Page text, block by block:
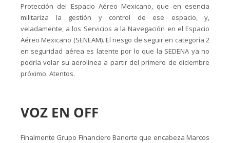
Protección del Espacio Aéreo Mexicano, que en esencia
militariza la gestión y control de ese espacio, y,
veladamente, a los Servicios a la Navegación en el Espacio
Aéreo Mexicano (SENEAM). El riesgo de seguir en categoría 2
en seguridad aérea es latente por lo que la SEDENA ya no
podría volar su aerolínea a partir del primero de diciembre
próximo. Atentos.
VOZ EN OFF
Finalmente Grupo Financiero Banorte que encabeza Marcos